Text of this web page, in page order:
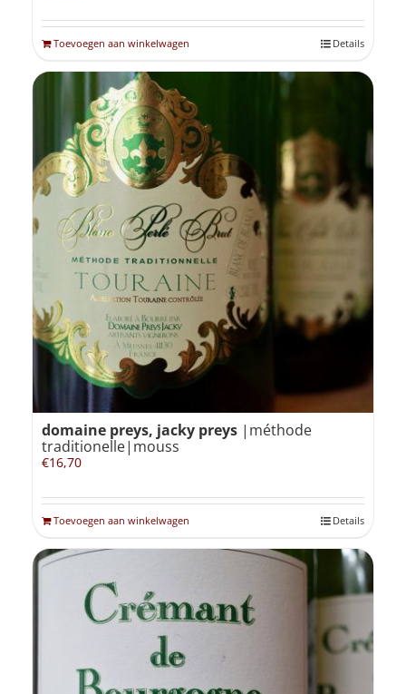
Toevoegen aan winkelwagen Details
domaine preys, jacky preys |méthode
traditionelle|mouss
€16,70
Toevoegen aan winkelwagen Details